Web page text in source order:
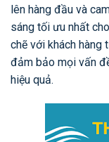
lên hàng đầu và
sáng tối ưu nhất
chẽ với khách hàng
đảm bảo mọi vấn
hiệu quả.